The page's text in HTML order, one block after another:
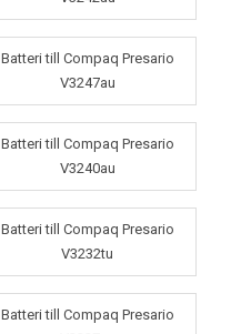
Batteri till Compaq Presario
V3247au
Batteri till Compaq Presario
V3240au
Batteri till Compaq Presario
V3232tu
Batteri till Compaq Presario